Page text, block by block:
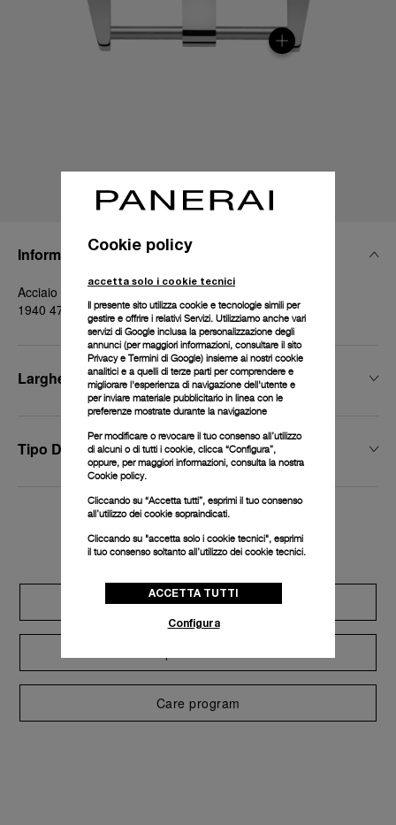
Informazioni Tecniche
Acciaio lucido trapezoidale, 26mm, Luminor e Radiomir
1940 47 mm
Larghezza Della Fibbia
Tipo Di Fibbia
Exclusive services
Extend warranty
Care program
Cookie policy
accetta solo i cookie tecnici
Il presente sito utilizza cookie e tecnologie simili per
gestire e offrire i relativi Servizi. Utilizziamo anche vari
servizi di Google inclusa la personalizzazione degli
annunci (per maggiori informazioni, consultare il sito
Privacy e Termini di Google) insieme ai nostri cookie
analitici e a quelli di terze parti per comprendere e
migliorare l'esperienza di navigazione dell'utente e
per inviare materiale pubblicitario in linea con le
preferenze mostrate durante la navigazione
Per modificare o revocare il tuo consenso all’utilizzo
di alcuni o di tutti i cookie, clicca “Configura”,
oppure, per maggiori informazioni, consulta la nostra
Cookie policy.
Cliccando su “Accetta tutti”, esprimi il tuo consenso
all’utilizzo dei cookie sopraindicati.
Cliccando su "accetta solo i cookie tecnici", esprimi
il tuo consenso soltanto all’utilizzo dei cookie tecnici.
ACCETTA TUTTI
Configura